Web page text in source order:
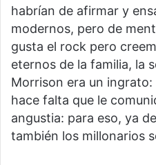
habrían de afirmar y
modernos, pero de
gusta el rock pero
eternos de la familia, la
Morrison era un
hace falta que le
angustia: para eso, ya
también los millonarios